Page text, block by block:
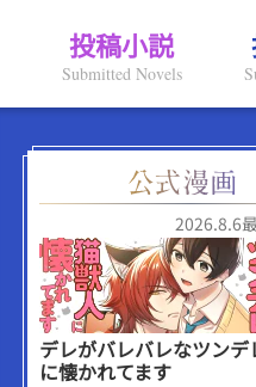
投稿小説
Submitted Novels
2026.8.6
デレがバレバレなツンデ
に懐かれてます